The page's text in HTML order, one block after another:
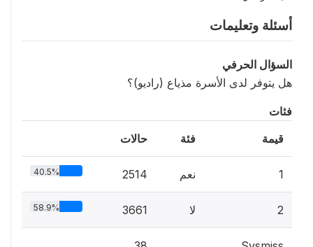
أسئلة وتعليمات
السؤال الحرفي
هل يتوفر لدى الأسرة مذياع (راديو)؟
فئات
قيمة فئة حالات
1 نعم 2514
40.5%
2 لا 3661
58.9%